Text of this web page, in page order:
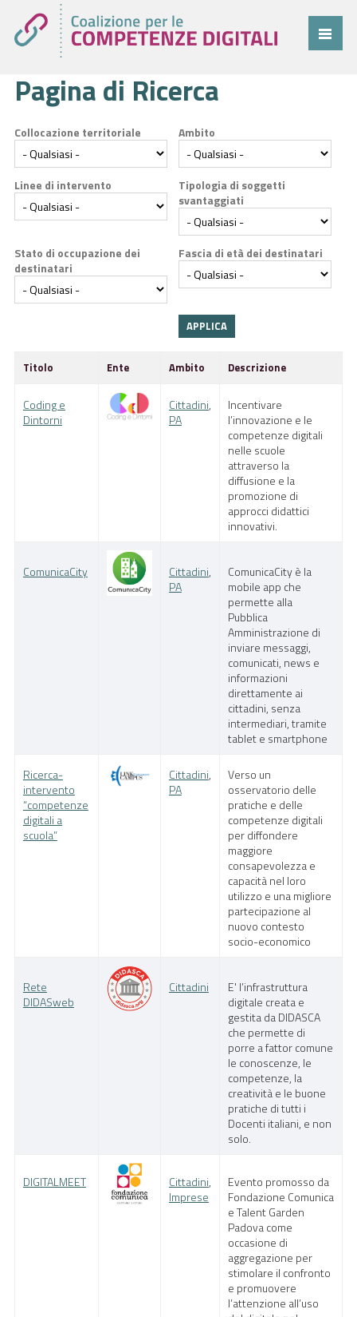
Coalizione
Progetti
Cittadini
Imprese
Pubblica Amministrazione
Cruscotto
Pubblica Amministrazione
Documentazione
Pagina di Ricerca
Collocazione territoriale Ambito
Linee di intervento
Tipologia di soggetti
svantaggiati
Stato di occupazione dei
destinatari
Fascia di età dei destinatari
Titolo Ente Ambito Descrizione
Coding e
Dintorni
Cittadini,
PA
Incentivare
l’innovazione e le
competenze digitali
nelle scuole
attraverso la
diffusione e la
promozione di
approcci didattici
innovativi.
ComunicaCity Cittadini,
PA
ComunicaCity è la
mobile app che
permette alla
Pubblica
Amministrazione di
inviare messaggi,
comunicati, news e
informazioni
direttamente ai
cittadini, senza
intermediari, tramite
tablet e smartphone
Ricerca-
intervento
“competenze
digitali a
scuola”
Cittadini,
PA
Verso un
osservatorio delle
pratiche e delle
competenze digitali
per diffondere
maggiore
consapevolezza e
capacità nel loro
utilizzo e una migliore
partecipazione al
nuovo contesto
socio-economico
Rete
DIDASweb
Cittadini
E' l’infrastruttura
digitale creata e
gestita da DIDASCA
che permette di
porre a fattor comune
le conoscenze, le
competenze, la
creatività e le buone
pratiche di tutti i
Docenti italiani, e non
solo.
DIGITALMEET Cittadini,
Imprese
Evento promosso da
Fondazione Comunica
e Talent Garden
Padova come
occasione di
aggregazione per
stimolare il confronto
e promuovere
l’attenzione all’uso